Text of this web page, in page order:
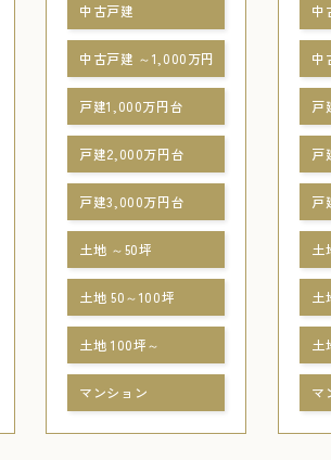
中古戸建
中古戸建 ～1,000万円
戸建1,000万円台
戸建2,000万円台
戸建3,000万円台
土地 ～50坪
土地 50～100坪
土地 100坪～
マンション
中
中
戸
戸
戸
土
土
土
マ